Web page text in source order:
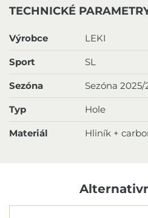
TECHNICKÉ
Výrobce LEKI
Sport SL
Sezóna Sezóna 2025/
Typ Hole
Materiál Hliník +